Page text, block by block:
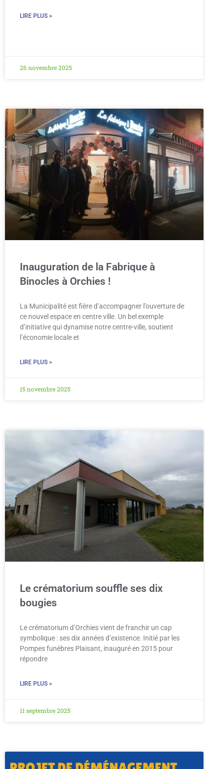
LIRE PLUS >
26 novembre 2025
Inauguration de la Fabrique à
Binocles à Orchies !
La Municipalité est fière d’accompagner l’ouverture de
ce nouvel espace en centre ville. Un bel exemple
d’initiative qui dynamise notre centre-ville, soutient
l’économie locale et
LIRE PLUS >
15 novembre 2025
Le crématorium souffle ses dix
bougies
Le crématorium d’Orchies vient de franchir un cap
symbolique : ses dix années d’existence. Initié par les
Pompes funèbres Plaisant, inauguré en 2015 pour
répondre
LIRE PLUS >
11 septembre 2025